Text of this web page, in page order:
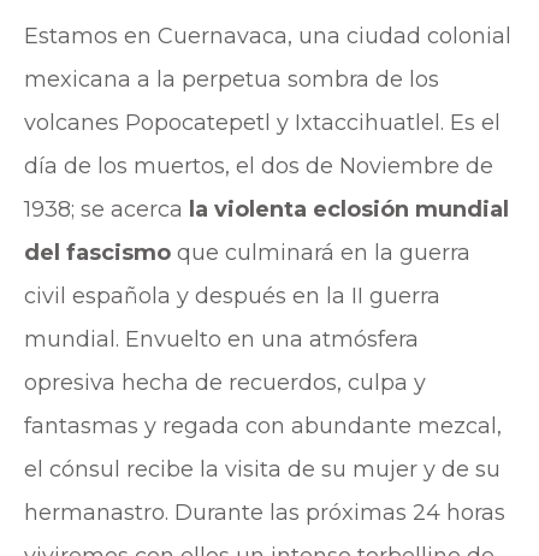
Estamos en Cuernavaca, una ciudad colonial
mexicana a la perpetua sombra de los
volcanes Popocatepetl y Ixtaccihuatlel. Es el
día de los muertos, el dos de Noviembre de
1938; se acerca la violenta eclosión mundial
del fascismo que culminará en la guerra
civil española y después en la II guerra
mundial. Envuelto en una atmósfera
opresiva hecha de recuerdos, culpa y
fantasmas y regada con abundante mezcal,
el cónsul recibe la visita de su mujer y de su
hermanastro. Durante las próximas 24 horas